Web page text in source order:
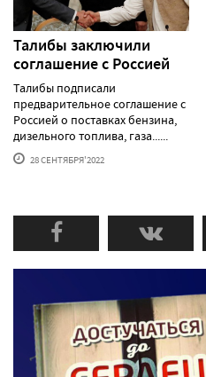
Талибы заключили
соглашение с Россией
Талибы подписали
предварительное соглашение с
Россией о поставках бензина,
дизельного топлива, газа......
28 СЕНТЯБРЯ'2022